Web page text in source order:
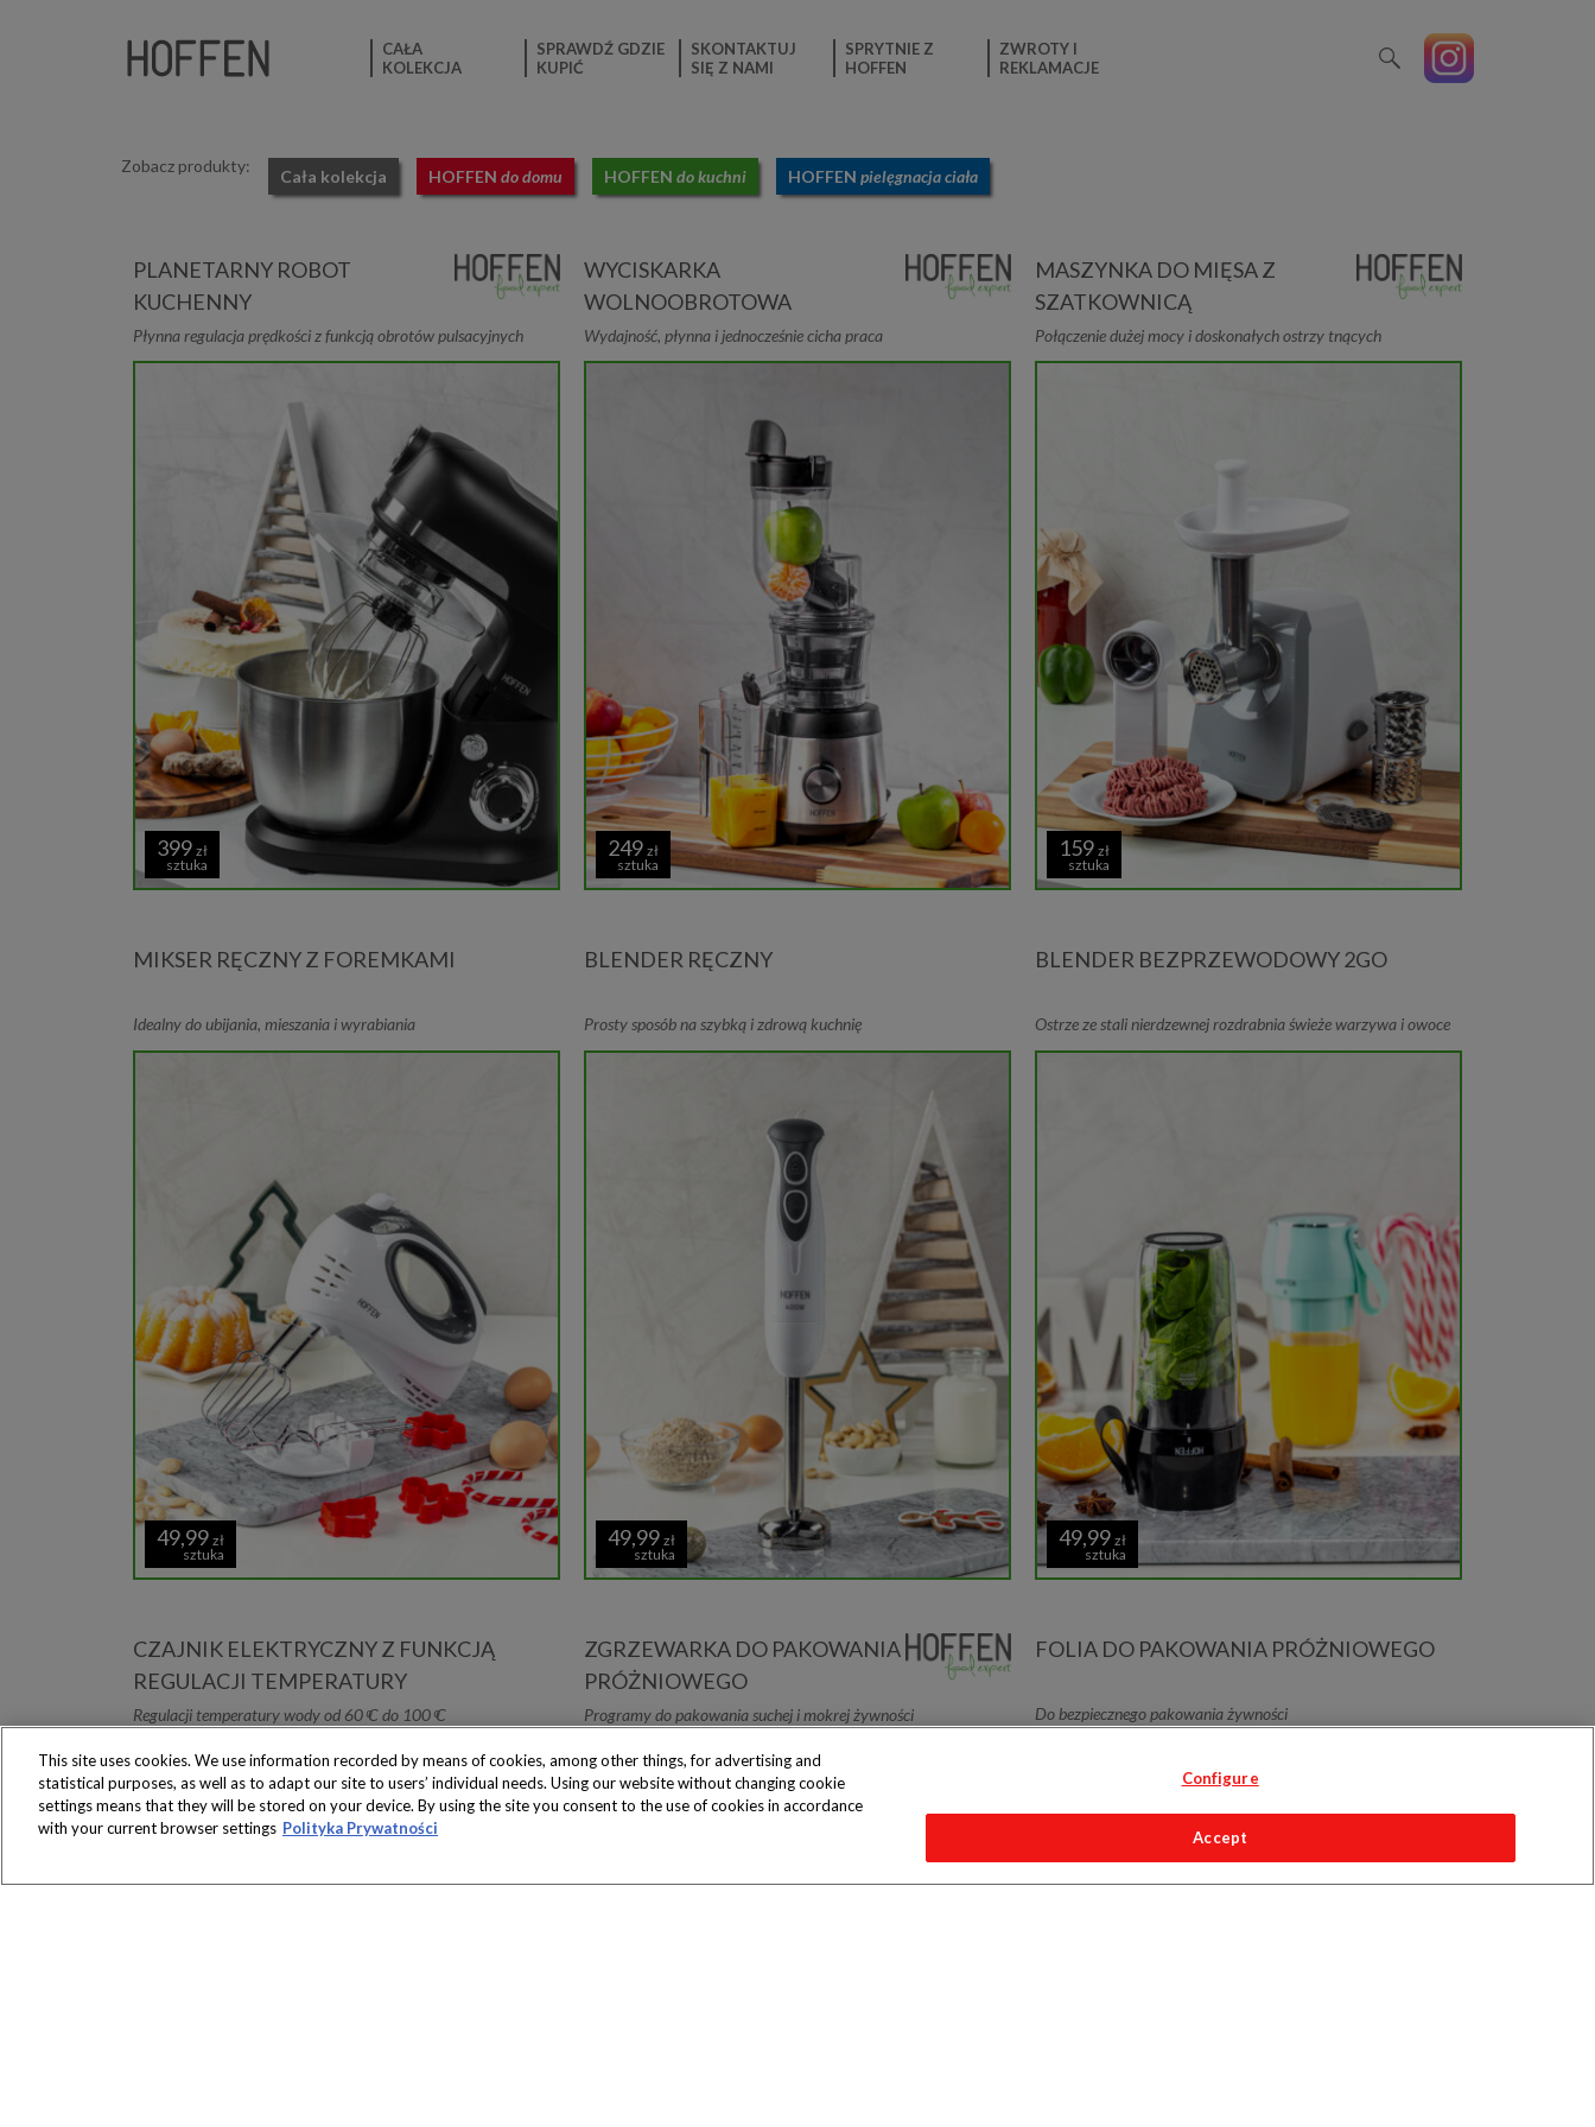
CAŁA
KOLEKCJA
SPRAWDŹ GDZIE
KUPIĆ
SKONTAKTUJ
SIĘ Z NAMI
SPRYTNIE Z
HOFFEN
ZWROTY I
REKLAMACJE
Zobacz produkty:
Cała kolekcja HOFFEN do domu HOFFEN do kuchni HOFFEN pielęgnacja ciała
PLANETARNY ROBOT
KUCHENNY
Płynna regulacja prędkości z funkcją obrotów pulsacyjnych
399 zł
sztuka
WYCISKARKA
WOLNOOBROTOWA
Wydajność, płynna i jednocześnie cicha praca
249 zł
sztuka
MASZYNKA DO MIĘSA Z
SZATKOWNICĄ
Połączenie dużej mocy i doskonałych ostrzy tnących
159 zł
sztuka
MIKSER RĘCZNY Z FOREMKAMI
Idealny do ubijania, mieszania i wyrabiania
49,99 zł
sztuka
BLENDER RĘCZNY
Prosty sposób na szybką i zdrową kuchnię
49,99 zł
sztuka
BLENDER BEZPRZEWODOWY 2GO
Ostrze ze stali nierdzewnej rozdrabnia świeże warzywa i owoce
49,99 zł
sztuka
CZAJNIK ELEKTRYCZNY Z FUNKCJĄ
REGULACJI TEMPERATURY
Regulacji temperatury wody od 60 ͦC do 100 ͦC
ZGRZEWARKA DO PAKOWANIA
PRÓŻNIOWEGO
Programy do pakowania suchej i mokrej żywności
FOLIA DO PAKOWANIA PRÓŻNIOWEGO
Do bezpiecznego pakowania żywności
This site uses cookies. We use information recorded by means of cookies, among other things, for advertising and
statistical purposes, as well as to adapt our site to users’ individual needs. Using our website without changing cookie
settings means that they will be stored on your device. By using the site you consent to the use of cookies in accordance
with your current browser settings Polityka Prywatności
Configure
Accept